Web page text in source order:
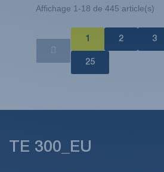
Affichage 1-18 de 445 article(s)
1 2 3
25
TE 300_EU